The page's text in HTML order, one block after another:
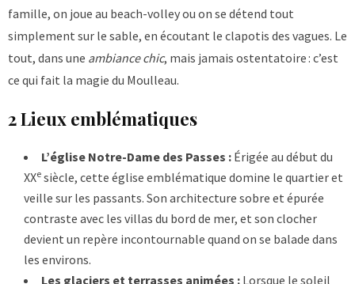
famille, on joue au beach-volley ou on se détend tout
simplement sur le sable, en écoutant le clapotis des vagues. Le
tout, dans une ambiance chic, mais jamais ostentatoire : c’est
ce qui fait la magie du Moulleau.
2 Lieux emblématiques
L’église Notre-Dame des Passes : Érigée au début du
XXe siècle, cette église emblématique domine le quartier et
veille sur les passants. Son architecture sobre et épurée
contraste avec les villas du bord de mer, et son clocher
devient un repère incontournable quand on se balade dans
les environs.
Les glaciers et terrasses animées : Lorsque le soleil